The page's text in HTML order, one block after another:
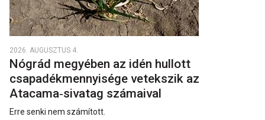
2026. AUGUSZTUS 4.
Nógrád megyében az idén hullott
csapadékmennyisége vetekszik az
Atacama‑sivatag számaival
Erre senki nem számított.